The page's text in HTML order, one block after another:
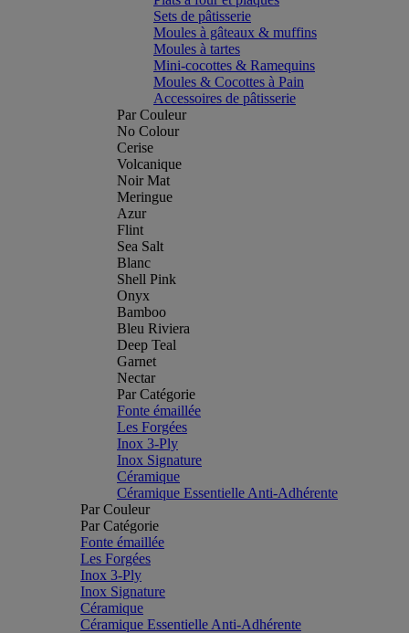
Sets de pâtisserie
Moules à gâteaux & muffins
Moules à tartes
Mini-cocottes & Ramequins
Moules & Cocottes à Pain
Accessoires de pâtisserie
Par Couleur
No Colour
Cerise
Volcanique
Noir Mat
Meringue
Azur
Flint
Sea Salt
Blanc
Shell Pink
Onyx
Bamboo
Bleu Riviera
Deep Teal
Garnet
Nectar
Par Catégorie
Fonte émaillée
Les Forgées
Inox 3-Ply
Inox Signature
Céramique
Céramique Essentielle Anti-Adhérente
Par Couleur
Par Catégorie
Fonte émaillée
Les Forgées
Inox 3-Ply
Inox Signature
Céramique
Céramique Essentielle Anti-Adhérente